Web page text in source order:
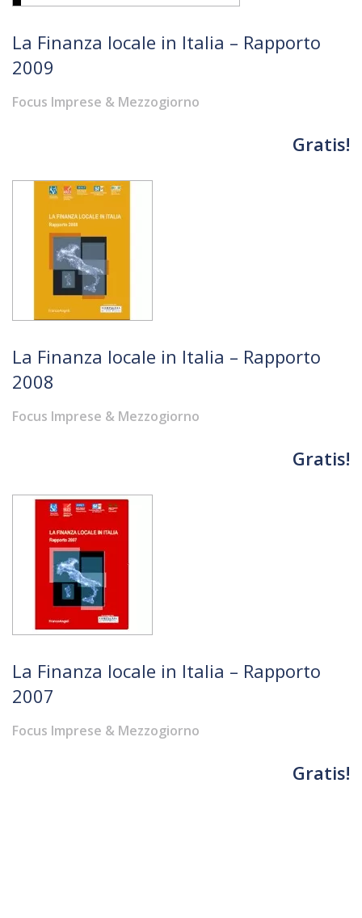
La Finanza locale in Italia – Rapporto
2009
Focus Imprese & Mezzogiorno
Gratis!
La Finanza locale in Italia – Rapporto
2008
Focus Imprese & Mezzogiorno
Gratis!
La Finanza locale in Italia – Rapporto
2007
Focus Imprese & Mezzogiorno
Gratis!